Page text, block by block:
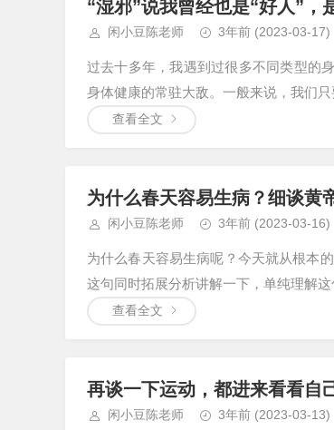
“湿邪”说我曾经也是“好人”，
闲小豆陈老师 3年前 (2023-03-17)
过去十多年，我遇到过很多不同类型的
身体健康的常驻大敌。一般来说，我们
查看全文
为什么春天容易生病？细谈黄
闲小豆陈老师 3年前 (2023-03-16)
为什么春天容易生病呢？今天就从根本
这句同时拓展分析讲解一下，单纯理解
查看全文
再谈一下运动，都进来看看自
闲小豆陈老师 3年前 (2023-03-13)